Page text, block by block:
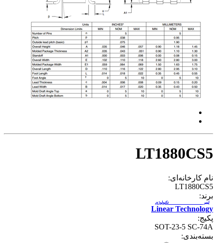
LT1880CS5
نام کارخانه‌ای:
LT1880CS5
برند:
Linear Technology
لینیر تکنولوژی
پکیج:
SOT-23-5 SC-74A
بسته‌بندی: